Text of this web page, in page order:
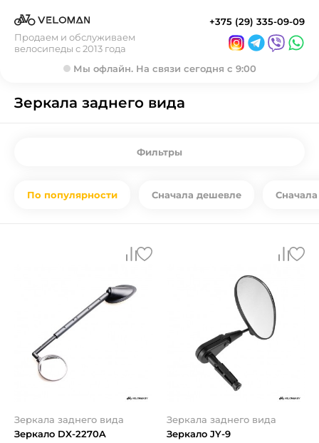
Продаем и обслуживаем
велосипеды с 2013 года
+375 (29) 335-09-09
Мы офлайн. На связи сегодня с 9:00
Зеркала заднего вида
Фильтры
По популярности Сначала дешевле
Зеркала заднего вида
Зеркало DX-2270A
Зеркала заднего вида
Зеркало JY-9